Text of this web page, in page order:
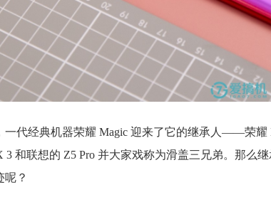
一代经典机器荣耀 Magic 迎来了它的继承人——荣耀
3 和联想的 Z5 Pro 并大家戏称为滑盖三兄弟。那么
呢？